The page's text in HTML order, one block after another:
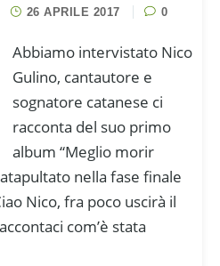
26 APRILE 2017
0
Abbiamo intervistato Nico
Gulino, cantautore e
sognatore catanese ci
racconta del suo primo
album “Meglio morir
nella fase finale
Nico, fra poco uscirà il
com’è stata